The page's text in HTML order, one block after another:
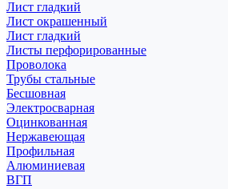
Лист гладкий
Лист окрашенный
Лист гладкий
Листы перфорированные
Проволока
Трубы стальные
Бесшовная
Электросварная
Оцинкованная
Нержавеющая
Профильная
Алюминиевая
ВГП